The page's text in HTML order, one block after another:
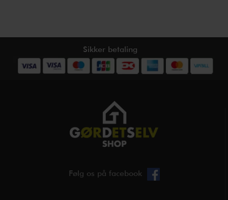
Sikker betaling
Følg os på facebook